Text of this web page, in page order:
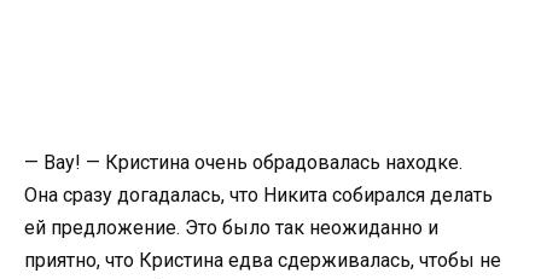
— Вау! — Кристина очень обрадовалась находке.
Она сразу догадалась, что Никита собирался делать
ей предложение. Это было так неожиданно и
приятно, что Кристина едва сдерживалась, чтобы не